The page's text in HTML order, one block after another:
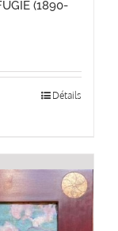
(1890-
Détails